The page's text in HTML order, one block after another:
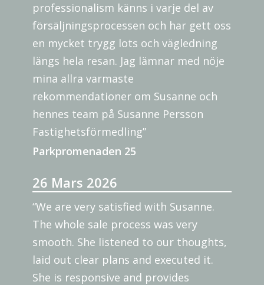
professionalism känns i varje del av
försäljningsprocessen och har gett oss
en mycket trygg lots och vägledning
längs hela resan. Jag lämnar med nöje
mina allra varmaste
rekommendationer om Susanne och
hennes team på Susanne Persson
Fastighetsförmedling”
Parkpromenaden 25
26 Mars 2026
“We are very satisfied with Susanne.
The whole sale process was very
smooth. She listened to our thoughts,
laid out clear plans and executed it.
She is responsive and provides